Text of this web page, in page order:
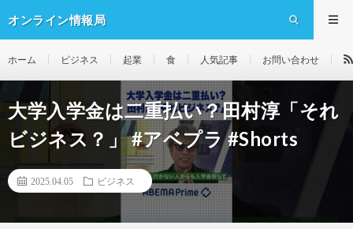
オンライン情報局
ホーム ビジネス 起業 食 人気記事 お問い合わせ
大学入学金は二重払い？田村淳「それ
ビジネス？」 #アベプラ #Shorts
2025.04.05 ビジネス